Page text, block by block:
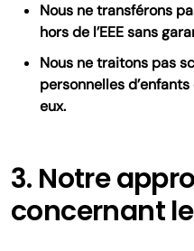
Nous ne transférons
hors de l’EEE sans
Nous ne traitons pas
personnelles
eux.
3. Notre
concernant le